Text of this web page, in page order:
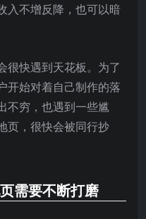
入不增反降，也可以暗
很快遇到天花板。为了
开始对着自己制作的落
不穷，也遇到一些尴
页，很快会被同行抄
需要不断打磨